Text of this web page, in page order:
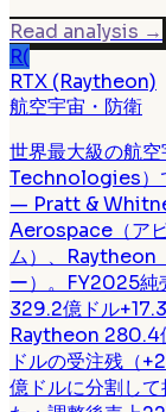
Read analysis →
R(
RTX (Raytheon)
航空宇宙・防衛
世界最大級の航
Technologies）
— Pratt &
Aerospace（ア
ム）、Raytheon
ー）。FY2025
329.2億ドル
Raytheon 280.4
ドルの受注残（
億ドルに分割し